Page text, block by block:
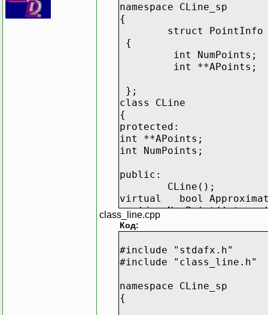
namespace CLine_sp
{
struct PointInfo
{
int NumPoints;
int **APoints;
};
class CLine
{
protected:
int **APoints;
int NumPoints;
public:
CLine();
virtual bool
void
NewPoint(int
void
~CLine();
class CBezye: public
{
class_line.cpp
Код:
#include "stdafx.h"
#include "class_line.h"
namespace CLine_sp
{